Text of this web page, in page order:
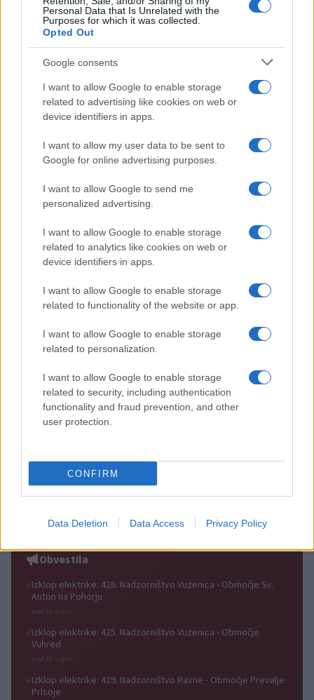
Personal Data that Is Unrelated with the
Purposes for which it was collected.
Opted Out
Google consents
I want to allow Google to enable storage
related to advertising like cookies on web or
device identifiers in apps.
I want to allow my user data to be sent to
Google for online advertising purposes.
I want to allow Google to send me
personalized advertising.
I want to allow Google to enable storage
related to analytics like cookies on web or
device identifiers in apps.
I want to allow Google to enable storage
related to functionality of the website or app.
I want to allow Google to enable storage
related to personalization.
I want to allow Google to enable storage
related to security, including authentication
functionality and fraud prevention, and other
user protection.
CONFIRM
Data Deletion Data Access Privacy Policy
Koroška slavi državne prvake v
košarki 3x3: V Dravogradu
pripravljajo sprejem
Freestyle navdušuje s poletno
Do novembra zaradi sanacije
Dravogradu
izvedbo
Več iz kategorije Novice
(VIDEO) Štorklje obiskale
travnik v Mislinjski Dobravi,
Slovenija pa beleži rekordno
Vreme: Pred nami spet teden
vročine, možne so nevihte
skimmingom
goriv
Obvestila
⚡Izklop elektrike: 426. Nadzorništvo Vuzenica - Območje Sv.
Anton na Pohorju
pred 10 urami
⚡Izklop elektrike: 425. Nadzorništvo Vuzenica - Območje
Vuhred
pred 10 urami
⚡Izklop elektrike: 429. Nadzorništvo Ravne - Območje Prevalje
Prisoje